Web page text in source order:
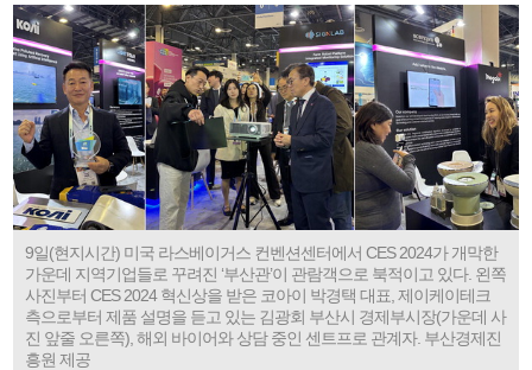
9일(현지시간) 미국 라스베이거스 컨벤션센터에서 CES 2024가 개막한
가운데 지역기업들로 꾸려진 ‘부산관’이 관람객으로 북적이고 있다. 왼쪽
사진부터 CES 2024 혁신상을 받은 코아이 박경택 대표, 제이케이테크
측으로부터 제품 설명을 듣고 있는 김광회 부산시 경제부시장(가운데 사
진 앞줄 오른쪽), 해외 바이어와 상담 중인 센트프로 관계자. 부산경제진
흥원 제공